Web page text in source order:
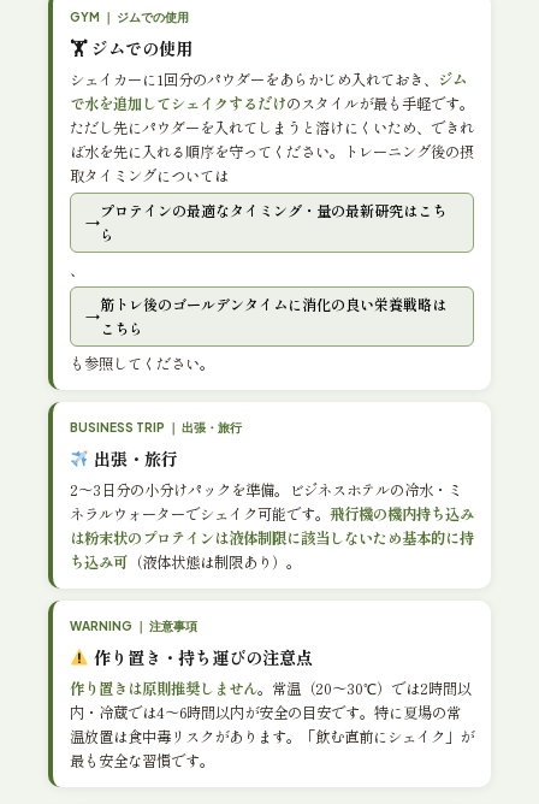
GYM ｜ ジムでの使用
🏋️ ジムでの使用
シェイカーに1回分のパウダーをあらかじめ入れておき、 ジム
で水を追加してシェイクするだけのスタイルが最も手軽です。
ただし先にパウダーを入れてしまうと溶けにくいため、できれ
ば水を先に入れる順序を守ってください。トレーニング後の摂
取タイミングについては
プロテインの最適なタイミング・量の最新研究はこち
ら
、
筋トレ後のゴールデンタイムに消化の良い栄養戦略は
こちら
も参照してください。
BUSINESS TRIP ｜ 出張・旅行
出張・旅行
2〜3日分の小分けパックを準備。ビジネスホテルの冷水・ミ
ネラルウォーターでシェイク可能です。 飛行機の機内持ち込み
は粉末状のプロテインは液体制限に該当しないため基本的に持
ち込み可 （液体状態は制限あり）。
WARNING ｜ 注意事項
作り置き・持ち運びの注意点
作り置きは原則推奨しません。常温（20〜30℃）では2時間以
内・冷蔵では4〜6時間以内が安全の目安です。特に夏場の常
温放置は食中毒リスクがあります。「飲む直前にシェイク」が
最も安全な習慣です。